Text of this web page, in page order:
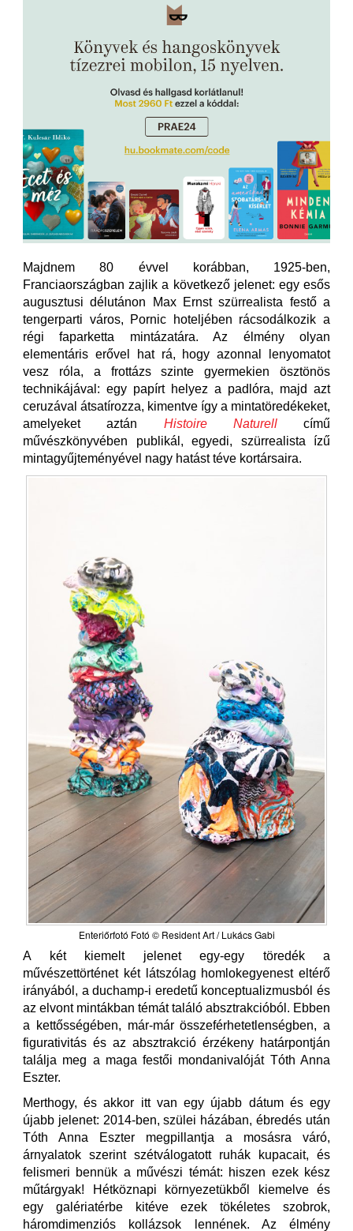
Majdnem 80 évvel korábban, 1925-ben,
Franciaországban zajlik a következő jelenet: egy esős
augusztusi délutánon Max Ernst szürrealista festő a
tengerparti város, Pornic hoteljében rácsodálkozik a
régi faparketta mintázatára. Az élmény olyan
elementáris erővel hat rá, hogy azonnal lenyomatot
vesz róla, a frottázs szinte gyermekien ösztönös
technikájával: egy papírt helyez a padlóra, majd azt
ceruzával átsatírozza, kimentve így a mintatöredékeket,
amelyeket aztán Histoire Naturellcímű
művészkönyvében publikál, egyedi, szürrealista ízű
mintagyűjteményével nagy hatást téve kortársaira.
Enteriőrfotó Fotó © Resident Art / Lukács Gabi
A két kiemelt jelenet egy-egy töredék a
művészettörténet két látszólag homlokegyenest eltérő
irányából, a duchamp-i eredetű konceptualizmusból és
az elvont mintákban témát találó absztrakcióból. Ebben
a kettősségében, már-már összeférhetetlenségben, a
figurativitás és az absztrakció érzékeny határpontján
találja meg a maga festői mondanivalóját Tóth Anna
Eszter.
Merthogy, és akkor itt van egy újabb dátum és egy
újabb jelenet: 2014-ben, szülei házában, ébredés után
Tóth Anna Eszter megpillantja a mosásra váró,
árnyalatok szerint szétválogatott ruhák kupacait, és
felismeri bennük a művészi témát: hiszen ezek kész
műtárgyak! Hétköznapi környezetükből kiemelve és
egy galériatérbe kitéve ezek tökéletes szobrok,
háromdimenziós kollázsok lennének. Az élmény